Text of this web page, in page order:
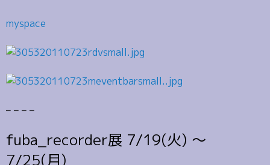
myspace
– – – –
fuba_recorder展 7/19(火) 〜
7/25(月)